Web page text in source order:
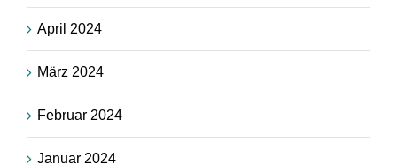
April 2024
März 2024
Februar 2024
Januar 2024